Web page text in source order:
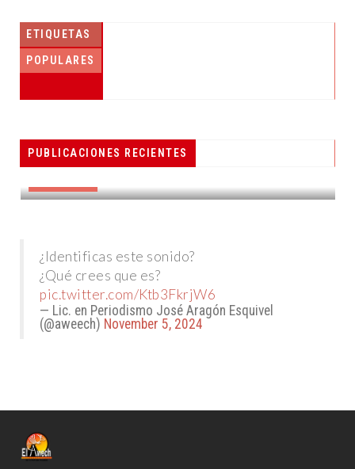
ETIQUETAS
POPULARES
PUBLICACIONES RECIENTES
PESCADORES RECIBEN EQUIPO DE
RADIOCOMUNICACIÓN
¿Identificas este sonido?
¿Qué crees que es?
pic.twitter.com/Ktb3FkrjW6
— Lic. en Periodismo José Aragón Esquivel
(@aweech) November 5, 2024